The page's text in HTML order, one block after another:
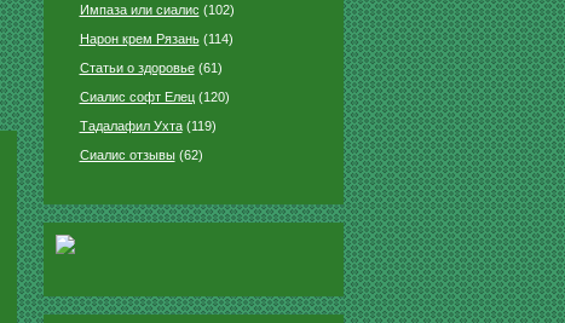
Импаза или сиалис (102)
Нарон крем Рязань(114)
Статьи о здоровье(61)
Сиалис софт Елец(120)
Тадалафил Ухта(119)
Сиалис отзывы(62)